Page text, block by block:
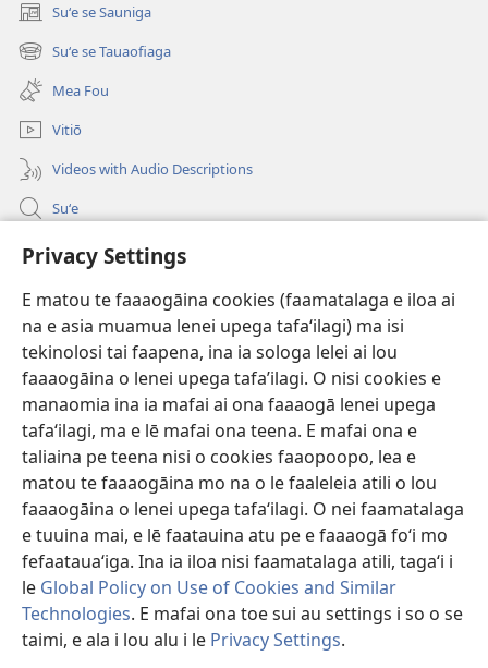
Privacy Settings
E matou te faaaogāina cookies (faamatalaga e iloa ai
na e asia muamua lenei upega tafaʻilagi) ma isi
tekinolosi tai faapena, ina ia sologa lelei ai lou
faaaogāina o lenei upega tafa’ilagi. O nisi cookies e
manaomia ina ia mafai ai ona faaaogā lenei upega
tafaʻilagi, ma e lē mafai ona teena. E mafai ona e
taliaina pe teena nisi o cookies faaopoopo, lea e
matou te faaaogāina mo na o le faaleleia atili o lou
faaaogāina o lenei upega tafaʻilagi. O nei faamatalaga
e tuuina mai, e lē faatauina atu pe e faaaogā foʻi mo
fefaatauaʻiga. Ina ia iloa nisi faamatalaga atili, tagaʻi i
le Global Policy on Use of Cookies and Similar
Technologies. E mafai ona toe sui au settings i so o se
taimi, e ala i lou alu i le Privacy Settings.
Suʻe se Sauniga
(tatala
se
isi
polokalame)
Suʻe se Tauaofiaga
(tatala
se
isi
polokalame)
Mea Fou
Vitiō
Videos with Audio Descriptions
Suʻe
Faamatalaga mo Ofisa o le Malo
(tatala
se
polokalame)
Lomiga Faale-Tusi Paia I LE INITANETI™
(tatala
se
isi
polokalame)
JW Hub
(tatala
se
isi
polokalame)
App o le JW Library
Copyright© 2026 Watch Tower Bible and Tract Society of Pennsylvania.
AIĀIGA MO LE FAAAOGĀINA|MALIEGA FAALETULAFONO
SETTINGS